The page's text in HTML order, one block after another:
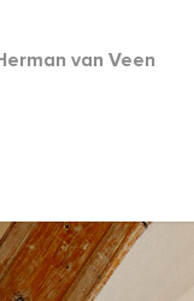
van Veen